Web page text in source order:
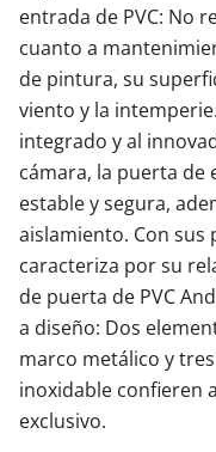
entrada de PVC: No
cuanto a
de pintura, su
viento y la
integrado y al
cámara, la puerta de
estable y segura,
aislamiento. Con sus
caracteriza por su
de puerta de PVC
a diseño: Dos
marco metálico y
inoxidable confieren
exclusivo.